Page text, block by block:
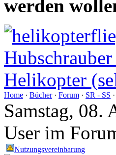
werden
Home · Bücher· Forum · SR - SS ·
Samstag, 08.
User im
Nutzungsvereinbarung